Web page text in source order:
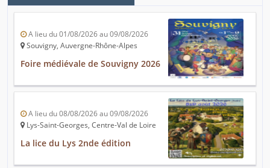
A lieu du 01/08/2026 au 09/08/2026
Souvigny, Auvergne-Rhône-Alpes
Foire médiévale de Souvigny 2026
A lieu du 08/08/2026 au 09/08/2026
Lys-Saint-Georges, Centre-Val de Loire
La lice du Lys 2nde édition